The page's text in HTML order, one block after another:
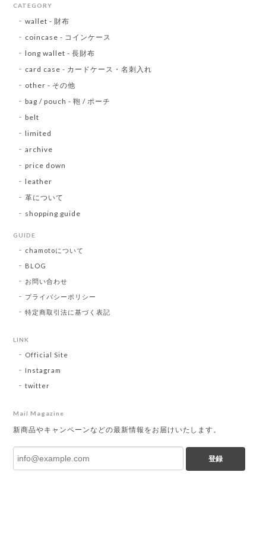
CATEGORY
wallet - 財布
coincase - コインケース
long wallet - 長財布
card case - カードケース・名刺入れ
other - その他
bag / pouch - 鞄 / ポーチ
belt
limited
archive
price down
leather
革について
shopping guide
GUIDE
chamotoについて
BLOG
お問い合わせ
プライバシーポリシー
特定商取引法に基づく表記
LINK
Official Site
Instagram
twitter
Mail Magazine
新商品やキャンペーンなどの最新情報をお届けいたします。
登録